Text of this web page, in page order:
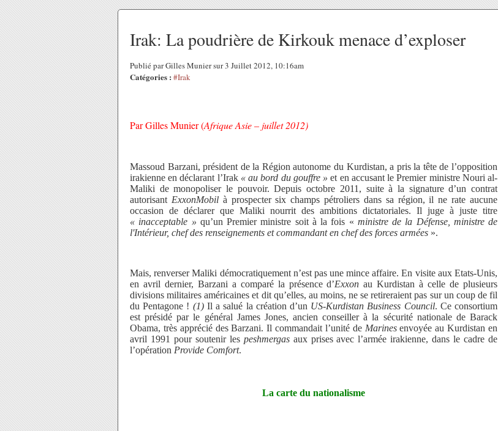
Irak: La poudrière de Kirkouk menace d’exploser
Publié par Gilles Munier sur 3 Juillet 2012, 10:16am
Catégories : #Irak
Par Gilles Munier(Afrique Asie – juillet 2012)
Massoud Barzani, président de la Région autonome du Kurdistan, a pris la tête de l’opposition
irakienne en déclarant l’Irak « au bord du gouffre » et en accusant le Premier ministre Nouri al-
Maliki de monopoliser le pouvoir. Depuis octobre 2011, suite à la signature d’un contrat
autorisant ExxonMobilà prospecter six champs pétroliers dans sa région, il ne rate aucune
occasion de déclarer que Maliki nourrit des ambitions dictatoriales. Il juge à juste titre
« inacceptable » qu’un Premier ministre soit à la fois « ministre de la Défense, ministre de
l'Intérieur, chef des renseignements et commandant en chef des forces armées ».
Mais, renverser Maliki démocratiquement n’est pas une mince affaire. En visite aux Etats-Unis,
en avril dernier, Barzani a comparé la présence d’Exxon au Kurdistan à celle de plusieurs
divisions militaires américaines et dit qu’elles, au moins, ne se retireraient pas sur un coup de fil
du Pentagone ! (1)Il a salué la création d’un US-Kurdistan Business Council. Ce consortium
est présidé par le général James Jones, ancien conseiller à la sécurité nationale de Barack
Obama, très apprécié des Barzani. Il commandait l’unité de Marinesenvoyée au Kurdistan en
avril 1991 pour soutenir les peshmergasaux prises avec l’armée irakienne, dans le cadre de
l’opération Provide Comfort.
La carte du nationalisme